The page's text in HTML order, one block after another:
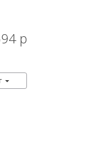
р